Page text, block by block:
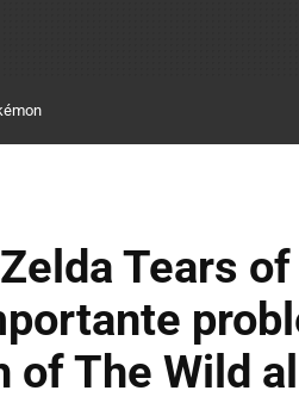
Tears
of The Wild